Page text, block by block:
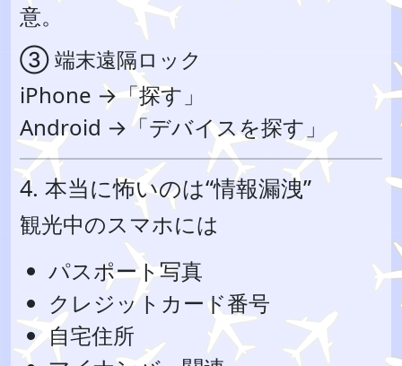
意。
③ 端末遠隔ロック
iPhone →「探す」
Android →「デバイスを探す」
4. 本当に怖いのは“情報漏洩”
観光中のスマホには
パスポート写真
クレジットカード番号
自宅住所